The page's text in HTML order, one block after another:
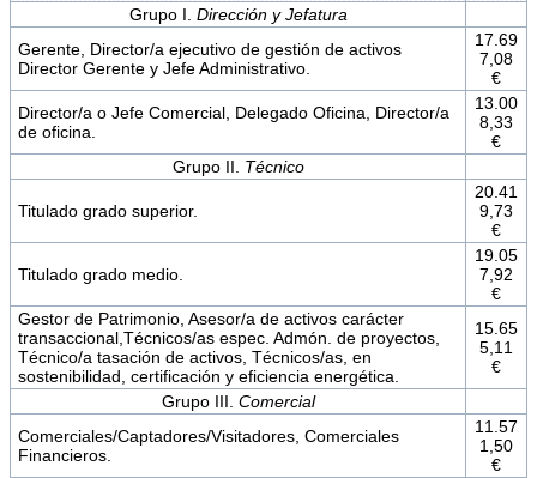
Grupo I. Dirección y Jefatura
Gerente, Director/a ejecutivo de gestión de activos
Director Gerente y Jefe Administrativo.
17.69
7,08
€
Director/a o Jefe Comercial, Delegado Oficina, Director/a
de oficina.
13.00
8,33
€
Grupo II. Técnico
Titulado grado superior.
20.41
9,73
€
Titulado grado medio.
19.05
7,92
€
Gestor de Patrimonio, Asesor/a de activos carácter
transaccional,Técnicos/as espec. Admón. de proyectos,
Técnico/a tasación de activos, Técnicos/as, en
sostenibilidad, certificación y eficiencia energética.
15.65
5,11
€
Grupo III. Comercial
Comerciales/Captadores/Visitadores, Comerciales
Financieros.
11.57
1,50
€